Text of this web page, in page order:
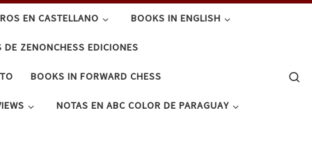
EN CASTELLANO BOOKS IN ENGLISH
ZENONCHESS EDICIONES
BOOKS IN FORWARD CHESS
NOTAS EN ABC COLOR DE PARAGUAY